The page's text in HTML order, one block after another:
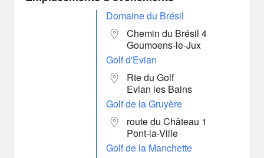
Domaine du Brésil
Chemin du Brésil 4
Goumoens-le-Jux
Golf d'Evian
Rte du Golf
Evian les Bains
Golf de la Gruyère
route du Château 1
Pont-la-Ville
Golf de la Manchette